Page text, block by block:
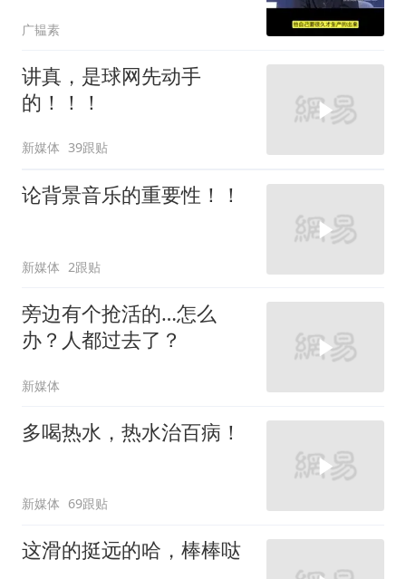
广韫素
讲真，是球网先动手
的！！！
新媒体 39跟贴
论背景音乐的重要性！！
新媒体 2跟贴
旁边有个抢活的…怎么
办？人都过去了？
新媒体
多喝热水，热水治百病！
新媒体 69跟贴
这滑的挺远的哈，棒棒哒